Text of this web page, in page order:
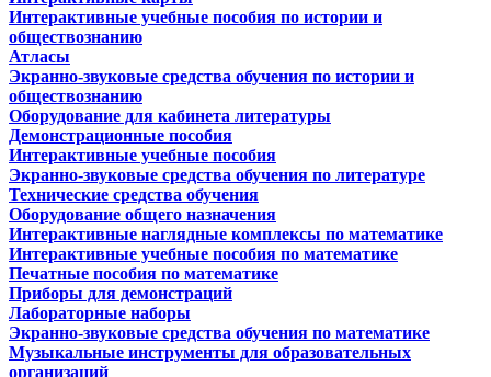
Интерактивные учебные пособия по истории и
обществознанию
Атласы
Экранно-звуковые средства обучения по истории и
обществознанию
Оборудование для кабинета литературы
Демонстрационные пособия
Интерактивные учебные пособия
Экранно-звуковые средства обучения по литературе
Технические средства обучения
Оборудование общего назначения
Интерактивные наглядные комплексы по математике
Интерактивные учебные пособия по математике
Печатные пособия по математике
Приборы для демонстраций
Лабораторные наборы
Экранно-звуковые средства обучения по математике
Музыкальные инструменты для образовательных
организаций